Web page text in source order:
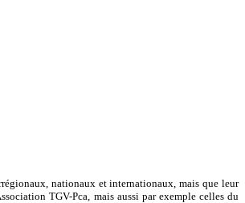
nationaux et internationaux, mais que leur
TGV-Pca, mais aussi par exemple celles du